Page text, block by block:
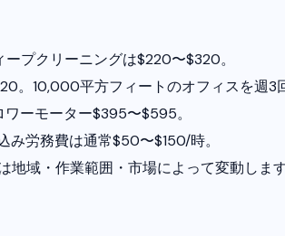
プクリーニングは$220〜$320。
。10,000平方フィートのオフィスを週3
ーモーター$395〜$595。
労務費は通常$50〜$150/時。
域・作業範囲・市場によって変動しま